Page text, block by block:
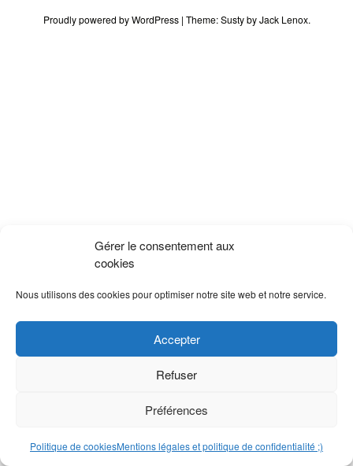
Gérer le consentement aux
cookies
Nous utilisons des cookies pour optimiser notre site web et notre service.
Accepter
Refuser
Préférences
Politique de cookiesMentions légales et politique de confidentialité ;)
Proudly powered by WordPress | Theme:SustybyJack Lenox.